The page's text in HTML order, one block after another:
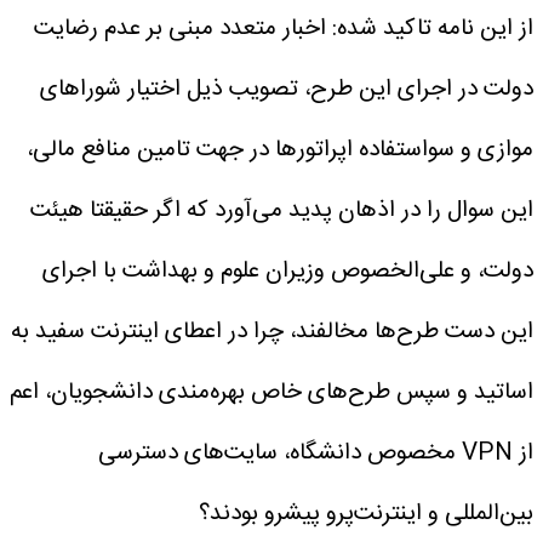
از این نامه تاکید شده: اخبار متعدد مبنی بر عدم رضایت
دولت در اجرای این طرح، تصویب ذیل اختیار شوراهای
موازی و سواستفاده اپراتورها در جهت تامین منافع مالی،
این سوال را در اذهان پدید می‌آورد که اگر حقیقتا هیئت
دولت، و علی‌الخصوص وزیران علوم و بهداشت با اجرای
این دست طرح‌ها مخالفند، چرا در اعطای اینترنت سفید به
اساتید و سپس طرح‌های خاص بهره‌مندی دانشجویان، اعم
از VPN مخصوص دانشگاه، سایت‌های دسترسی
بین‌المللی و اینترنت‌پرو پیشرو بودند؟